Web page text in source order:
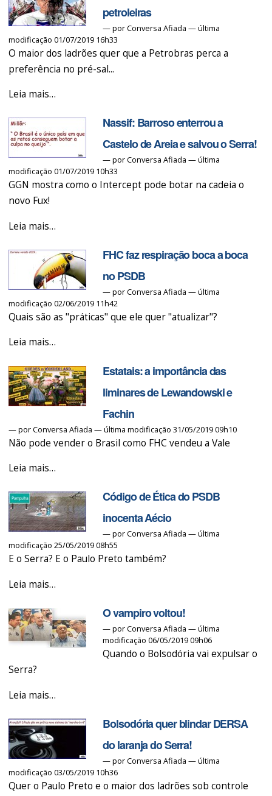
-
ódio
foi
o
Serra
-
petroleiras
—porConversa Afiada — última
modificação 01/07/2019 16h33
O maior dos ladrões quer que a Petrobras perca a
preferência no pré-sal...
Serra
para
favorecer
as
petroleiras
-
Leia mais…
Nassif: Barroso enterrou a
Castelo de Areia e salvou o Serra!
—porConversa Afiada — última
modificação 01/07/2019 10h33
GGN mostra como o Intercept pode botar na cadeia o
novo Fux!
Nassif:
enterrou
Castelo
de
Areia
e
o
Serra!
-
Leia mais…
FHC faz respiração boca a boca
no PSDB
—porConversa Afiada — última
modificação 02/06/2019 11h42
Quais são as "práticas" que ele quer "atualizar"?
FHC
respiração
boca
a
no
PSDB
-
Leia mais…
Estatais: a importância das
liminares de Lewandowski e
Fachin
—porConversa Afiada — última modificação 31/05/2019 09h10
Não pode vender o Brasil como FHC vendeu a Vale
Estatais:
importância
das
liminares
de
Lewandowski
e
-
Leia mais…
Código de Ética do PSDB
inocenta Aécio
—porConversa Afiada — última
modificação 25/05/2019 08h55
E o Serra? E o Paulo Preto também?
Código
Ética
do
PSDB
inocenta
-
Leia mais…
O vampiro voltou!
—porConversa Afiada — última
modificação 06/05/2019 09h06
Quando o Bolsodória vai expulsar o
Serra?
O
voltou!
-
Leia mais…
Bolsodória quer blindar DERSA
do laranja do Serra!
—porConversa Afiada — última
modificação 03/05/2019 10h36
Quer o Paulo Preto e o maior dos ladrões sob controle